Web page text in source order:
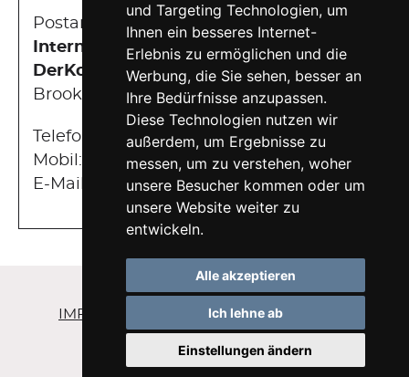
und Targeting Technologien, um
Ihnen ein besseres Internet-
Erlebnis zu ermöglichen und die
Werbung, die Sie sehen, besser an
Ihre Bedürfnisse anzupassen.
Diese Technologien nutzen wir
außerdem, um Ergebnisse zu
messen, um zu verstehen, woher
unsere Besucher kommen oder um
unsere Website weiter zu
entwickeln.
Alle akzeptieren
Ich lehne ab
Einstellungen ändern
Postanschrift:
Internetagentur Hamburg |
DerKonfigurator
Brooktorkai 5, 3. Boden | 20457 Hamburg
Telefon:
+49 40 675 843 66
Mobil:
+49 151 22 32 48 58
E-Mail:
service@derkonfigurator.de
IMPRESSUM DATENSCHUTZ
COOKIEEINSTELLUNGEN